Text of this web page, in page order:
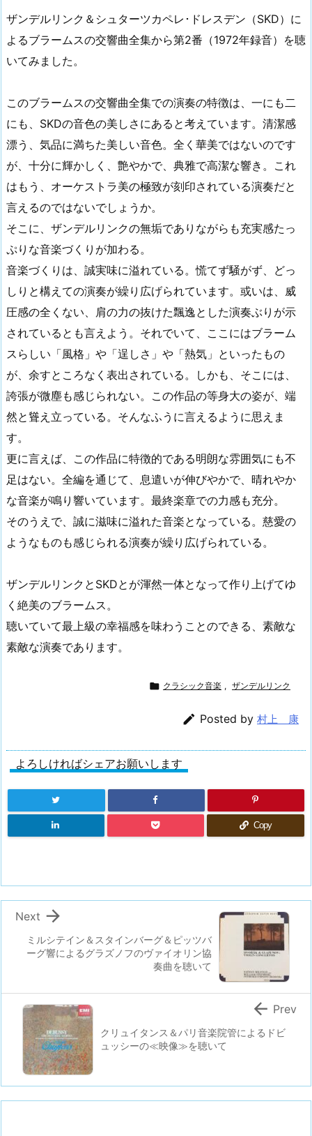
ザンデルリンク＆シュターツカペレ･ドレスデン（SKD）に
よるブラームスの交響曲全集から第2番（1972年録音）を聴
いてみました。
このブラームスの交響曲全集での演奏の特徴は、一にも二
にも、SKDの音色の美しさにあると考えています。清潔感
漂う、気品に満ちた美しい音色。全く華美ではないのです
が、十分に輝かしく、艶やかで、典雅で高潔な響き。これ
はもう、オーケストラ美の極致が刻印されている演奏だと
言えるのではないでしょうか。
そこに、ザンデルリンクの無垢でありながらも充実感たっ
ぷりな音楽づくりが加わる。
音楽づくりは、誠実味に溢れている。慌てず騒がず、どっ
しりと構えての演奏が繰り広げられています。或いは、威
圧感の全くない、肩の力の抜けた飄逸とした演奏ぶりが示
されているとも言えよう。それでいて、ここにはブラーム
スらしい「風格」や「逞しさ」や「熱気」といったもの
が、余すところなく表出されている。しかも、そこには、
誇張が微塵も感じられない。この作品の等身大の姿が、端
然と聳え立っている。そんなふうに言えるように思えま
す。
更に言えば、この作品に特徴的である明朗な雰囲気にも不
足はない。全編を通じて、息遣いが伸びやかで、晴れやか
な音楽が鳴り響いています。最終楽章での力感も充分。
そのうえで、誠に滋味に溢れた音楽となっている。慈愛の
ようなものも感じられる演奏が繰り広げられている。
ザンデルリンクとSKDとが渾然一体となって作り上げてゆ
く絶美のブラームス。
聴いていて最上級の幸福感を味わうことのできる、素敵な
素敵な演奏であります。
 クラシック音楽 , ザンデルリンク
 Posted by 村上 康
よろしければシェアお願いします
Copy
ミルシテイン＆スタインバーグ＆ピッツバ
ーグ響によるグラズノフのヴァイオリン協
奏曲を聴いて

Next
クリュイタンス＆パリ音楽院管によるドビ
ュッシーの≪映像≫を聴いて
 Prev